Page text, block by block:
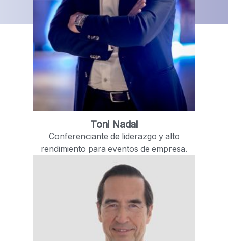
Toni Nadal
Conferenciante de liderazgo y alto
rendimiento para eventos de empresa.